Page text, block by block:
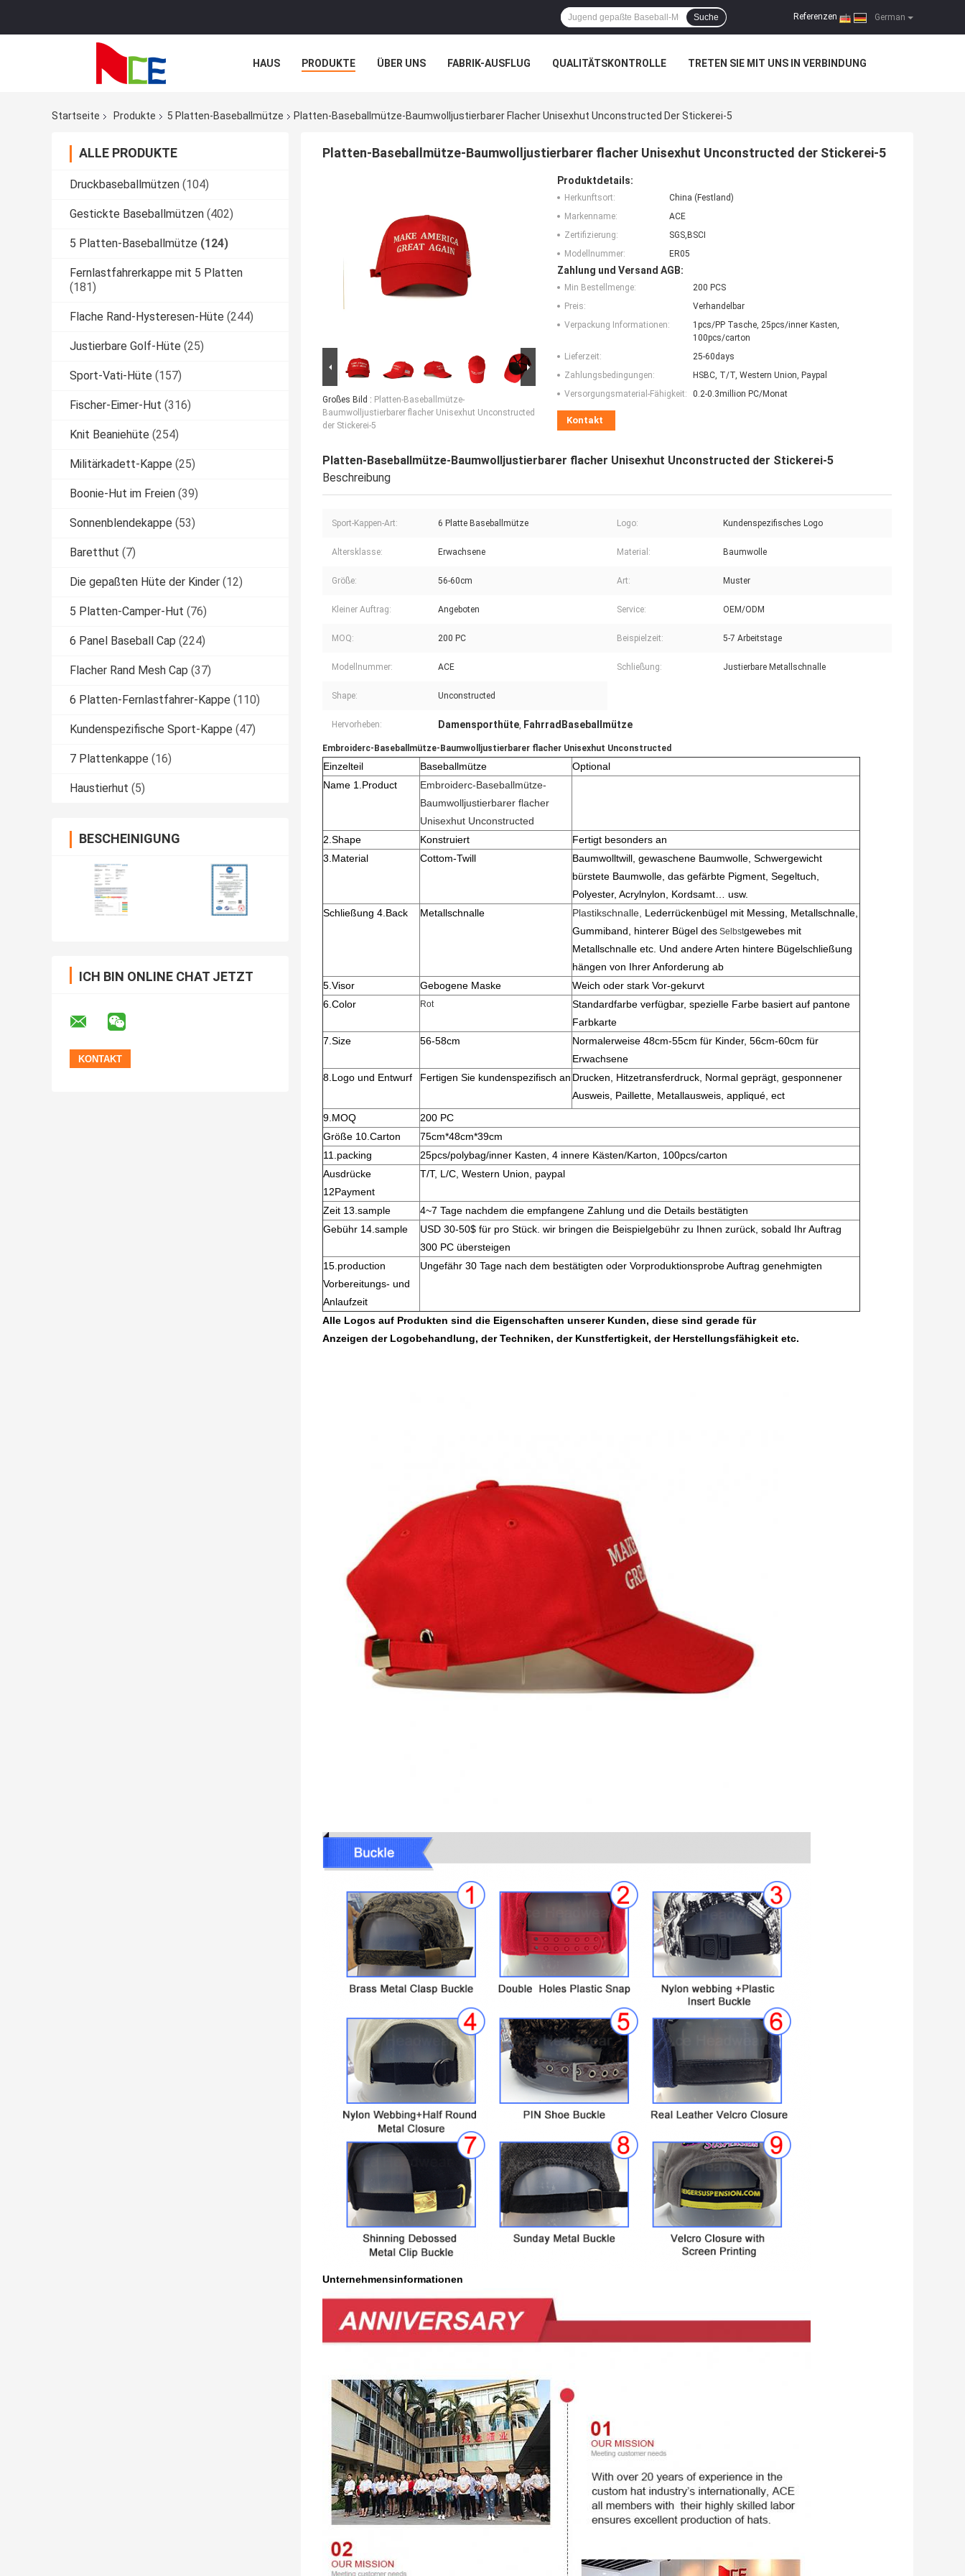
German
Referenzen |
Suche
HAUS PRODUKTE ÜBER UNS FABRIK-AUSFLUG QUALITÄTSKONTROLLE TRETEN SIE MIT UNS IN VERBINDUNG
Startseite
Produkte 5 Platten-Baseballmütze Platten-Baseballmütze-Baumwolljustierbarer Flacher Unisexhut Unconstructed Der Stickerei-5
ALLE PRODUKTE
Druckbaseballmützen (104)
Gestickte Baseballmützen (402)
5 Platten-Baseballmütze (124)
Fernlastfahrerkappe mit 5 Platten
(181)
Flache Rand-Hysteresen-Hüte (244)
Justierbare Golf-Hüte (25)
Sport-Vati-Hüte (157)
Fischer-Eimer-Hut (316)
Knit Beaniehüte (254)
Militärkadett-Kappe (25)
Boonie-Hut im Freien (39)
Sonnenblendekappe (53)
Baretthut (7)
Die gepaßten Hüte der Kinder (12)
5 Platten-Camper-Hut (76)
6 Panel Baseball Cap (224)
Flacher Rand Mesh Cap (37)
6 Platten-Fernlastfahrer-Kappe (110)
Kundenspezifische Sport-Kappe (47)
7 Plattenkappe (16)
Haustierhut (5)
BESCHEINIGUNG
ICH BIN ONLINE CHAT JETZT
Platten-Baseballmütze-Baumwolljustierbarer flacher Unisexhut Unconstructed der Stickerei-5
Großes Bild : Platten-Baseballmütze-
Baumwolljustierbarer flacher Unisexhut Unconstructed
der Stickerei-5
Produktdetails:
Herkunftsort:
China (Festland)
Markenname:
ACE
Zertifizierung:
SGS,BSCI
Modellnummer:
ER05
Zahlung und Versand AGB:
Min Bestellmenge:
200 PCS
Preis:
Verhandelbar
Verpackung Informationen:
1pcs/PP Tasche, 25pcs/inner Kasten,
100pcs/carton
Lieferzeit:
25-60days
Zahlungsbedingungen:
HSBC, T/T, Western Union, Paypal
Versorgungsmaterial-Fähigkeit:
0.2-0.3million PC/Monat
Kontakt
Platten-Baseballmütze-Baumwolljustierbarer flacher Unisexhut Unconstructed der Stickerei-5
Beschreibung
Sport-Kappen-Art: 6 Platte Baseballmütze Logo: Kundenspezifisches Logo
Altersklasse: Erwachsene Material: Baumwolle
Größe: 56-60cm Art: Muster
Kleiner Auftrag: Angeboten Service: OEM/ODM
MOQ: 200 PC Beispielzeit: 5-7 Arbeitstage
Modellnummer: ACE Schließung: Justierbare Metallschnalle
Shape: Unconstructed
Hervorheben: Damensporthüte, FahrradBaseballmütze
Embroiderc-Baseballmütze-Baumwolljustierbarer flacher Unisexhut Unconstructed
Einzelteil Baseballmütze
Optional
Name 1.Product
Embroiderc-Baseballmütze-
Baumwolljustierbarer flacher
Unisexhut Unconstructed
2.Shape
Konstruiert
Fertigt besonders an
3.Material
Cottom-Twill
Baumwolltwill, gewaschene Baumwolle, Schwergewicht
bürstete Baumwolle, das gefärbte Pigment, Segeltuch,
Polyester, Acrylnylon, Kordsamt… usw.
Schließung 4.Back
Metallschnalle Plastikschnalle, Lederrückenbügel mit Messing, Metallschnalle,
Gummiband, hinterer Bügel des Selbstgewebes mit
Metallschnalle etc. Und andere Arten hintere Bügelschließung
hängen von Ihrer Anforderung ab
5.Visor
Gebogene Maske
Weich oder stark Vor-gekurvt
6.Color
Rot
Standardfarbe verfügbar, spezielle Farbe basiert auf pantone
Farbkarte
7.Size
56-58cm
Normalerweise 48cm-55cm für Kinder, 56cm-60cm für
Erwachsene
8.Logo und Entwurf
Fertigen Sie kundenspezifisch an Drucken, Hitzetransferdruck, Normal geprägt, gesponnener
Ausweis, Paillette, Metallausweis, appliqué, ect
9.MOQ
200 PC
Größe 10.Carton
75cm*48cm*39cm
11.packing
25pcs/polybag/inner Kasten, 4 innere Kästen/Karton, 100pcs/carton
Ausdrücke
12Payment
T/T, L/C, Western Union, paypal
Zeit 13.sample
4~7 Tage nachdem die empfangene Zahlung und die Details bestätigten
Gebühr 14.sample
USD 30-50$ für pro Stück. wir bringen die Beispielgebühr zu Ihnen zurück, sobald Ihr Auftrag
300 PC übersteigen
15.production
Vorbereitungs- und
Anlaufzeit
Ungefähr 30 Tage nach dem bestätigten oder Vorproduktionsprobe Auftrag genehmigten
Alle Logos auf Produkten sind die Eigenschaften unserer Kunden, diese sind gerade für
Anzeigen der Logobehandlung, der Techniken, der Kunstfertigkeit, der Herstellungsfähigkeit etc.
Unternehmensinformationen